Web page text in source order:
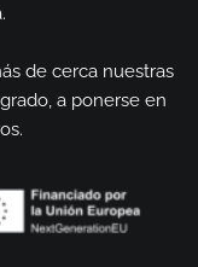
de cerca nuestras
a ponerse en